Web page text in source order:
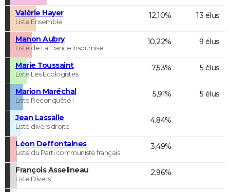
Valérie Hayer
Liste Ensemble
12,10% 13 élus
Manon Aubry
Liste de La France insoumise
10,22% 9 élus
Marie Toussaint
Liste Les Ecologistes
7,53% 5 élus
Marion Maréchal
Liste Reconquête !
5,91% 5 élus
Jean Lassalle
Liste divers droite
4,84%
Léon Deffontaines
Liste du Parti communiste français
3,49%
François Asselineau
Liste Divers
2,96%